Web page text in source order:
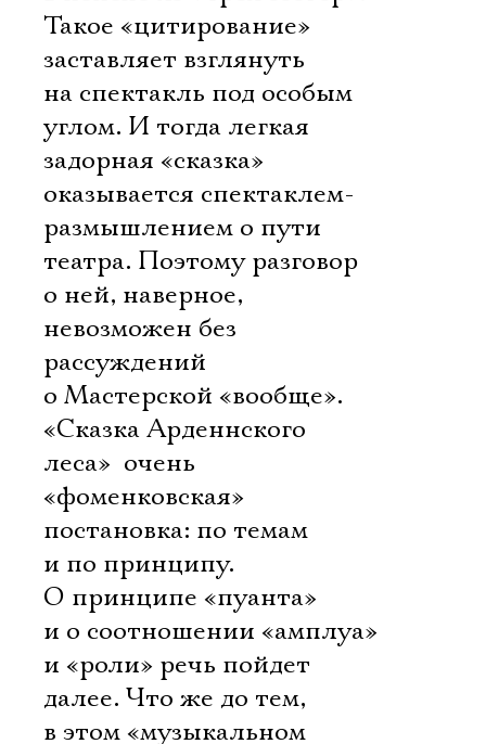
Такое «цитирование»
заставляет взглянуть
на спектакль под особым
углом. И тогда легкая
задорная «сказка»
оказывается спектаклем-
размышлением о пути
театра. Поэтому разговор
о ней, наверное,
невозможен без
рассуждений
о Мастерской «вообще».
«Сказка Арденнского
леса»  очень
«фоменковская»
постановка: по темам
и по принципу.
О принципе «пуанта»
и о соотношении «амплуа»
и «роли» речь пойдет
далее. Что же до тем,
в этом «музыкальном